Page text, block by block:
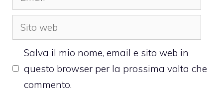
Sito
web
Salva il mio nome, email e sito web in
questo browser per la prossima volta che
commento.